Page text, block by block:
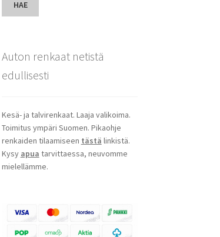
HAE
Auton renkaat netistä
edullisesti
Kesä- ja talvirenkaat. Laaja valikoima.
Toimitus ympäri Suomen. Pikaohje
renkaiden tilaamiseen tästä linkistä.
Kysy apua tarvittaessa, neuvomme
mielellämme.